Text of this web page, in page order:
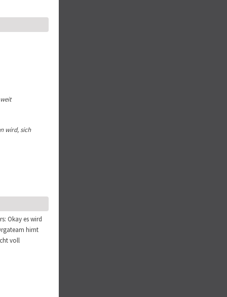
wird, sich
Okay es wird
hirnt
voll